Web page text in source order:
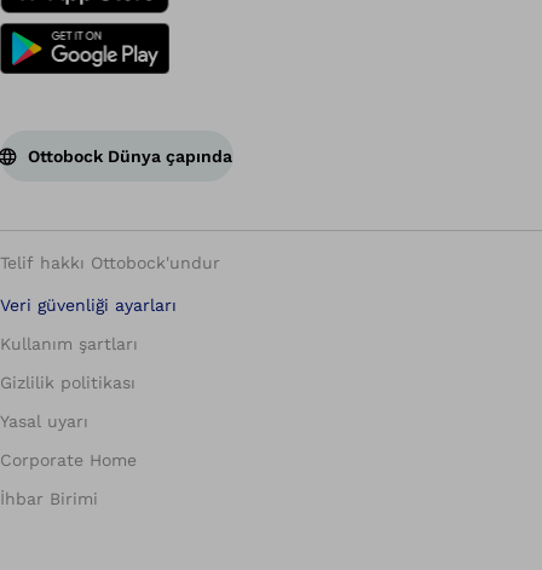
Ottobock Dünya çapında
Telif hakkı Ottobock'undur
Veri güvenliği ayarları
Kullanım şartları
Gizlilik politikası
Yasal uyarı
Corporate Home
İhbar Birimi